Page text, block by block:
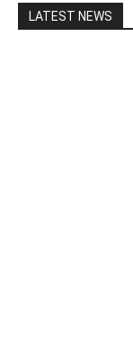
LATEST NEWS